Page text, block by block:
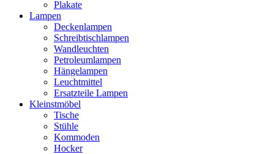
Plakate
Lampen
Deckenlampen
Schreibtischlampen
Wandleuchten
Petroleumlampen
Hängelampen
Leuchtmittel
Ersatzteile Lampen
Kleinstmöbel
Tische
Stühle
Kommoden
Hocker